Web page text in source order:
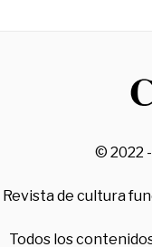
© 2022 -
Revista de cultura
Todos los